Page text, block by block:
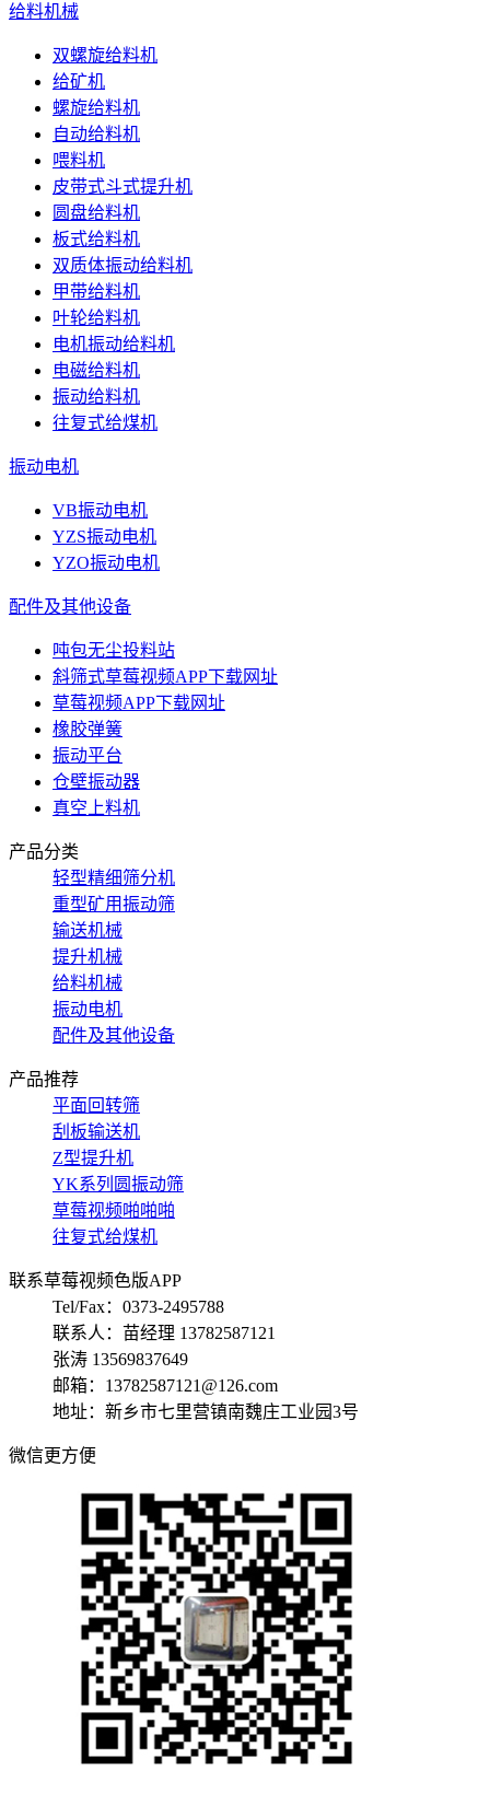
给料机械
双螺旋给料机
给矿机
螺旋给料机
自动给料机
喂料机
皮带式斗式提升机
圆盘给料机
板式给料机
双质体振动给料机
甲带给料机
叶轮给料机
电机振动给料机
电磁给料机
振动给料机
往复式给煤机
振动电机
VB振动电机
YZS振动电机
YZO振动电机
配件及其他设备
吨包无尘投料站
斜筛式草莓视频APP下载网址
草莓视频APP下载网址
橡胶弹簧
振动平台
仓壁振动器
真空上料机
产品分类
轻型精细筛分机
重型矿用振动筛
输送机械
提升机械
给料机械
振动电机
配件及其他设备
产品推荐
平面回转筛
刮板输送机
Z型提升机
YK系列圆振动筛
草莓视频啪啪啪
往复式给煤机
联系草莓视频色版APP
Tel/Fax：0373-2495788
联系人：苗经理 13782587121
张涛 13569837649
邮箱：13782587121@126.com
地址：新乡市七里营镇南魏庄工业园3号
微信更方便